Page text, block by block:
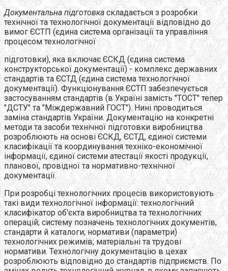
Документальна підготовка складається з розробки
технічної та технологічної документації відповідно до
вимог ЄСТП (єдина система організації та управління
процесом технологічної
підготовки), яка включає ЄСКД (єдина система
конструкторської документації) - комплекс державних
стандартів та ЄСТД (єдина система технологічної
документації). Функціонування ЄСТП забезпечується
застосуванням стандартів (в Україні замість "ТОСТ" тепер
"ДСТУ" та "Міждержавний ГОСТ"). Нині проводиться
заміна стандартів України. Документацію на конкретні
методи та засоби технічної підготовки виробництва
розроблюють на основі ЄСКД, ЄСТД, єдиної системи
класифікації та координування техніко-економічної
інформації, єдиної системи атестації якості продукції,
планової, провідної та нормативно-технічної
документації.
При розробці технологічних процесів використовують
такі види технологічної інформації: технологічний
класифікатор об'єкта виробництва та технологічних
операцій; систему позначень технологічних документів,
стандарти й каталоги; нормативи (параметри)
технологічних режимів; матеріальні та трудові
нормативи. Технологічну документацію в цехах
розроблюють відповідно до стандартів підприємств. По